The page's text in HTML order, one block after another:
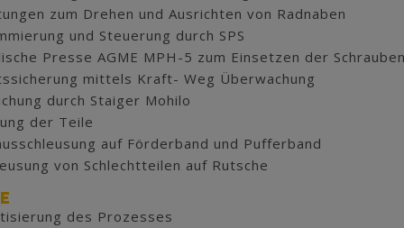
zum Drehen und Ausrichten von Radnaben
und Steuerung durch SPS
Presse AGME MPH-5 zum Einsetzen der
mittels Kraft- Weg Überwachung
durch Staiger Mohilo
der Teile
auf Förderband und Pufferband
von Schlechtteilen auf Rutsche
des Prozesses